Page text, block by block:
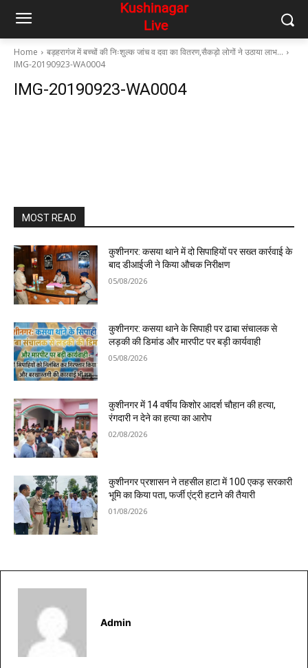
Home
बड़हरागंज में बच्चों की निःशुल्क जांच व दवा का वितरण,सैकड़ो लोगों ने उठाया लाभ…
IMG-20190923-WA0004
IMG-20190923-WA0004
MOST READ
कुशीनगर: कसया थाने में दो सिपाहियों पर सख्त कार्रवाई के
बाद डीआईजी ने किया औचक निरीक्षण
05/08/2026
कुशीनगर: कसया थाने के सिपाही पर ढाबा संचालक से
लड़की की डिमांड और मारपीट पर बड़ी कार्यवाही
05/08/2026
कुशीनगर में 14 वर्षीय किशोर आदर्श चौहान की हत्या,
रंगदारी न देने का हत्या का आरोप
02/08/2026
कुशीनगर प्रशासन ने तहसील हाटा में 100 एकड़ सरकारी
भूमि का किया पता, फर्जी एंट्री हटाने की तैयारी
01/08/2026
Admin